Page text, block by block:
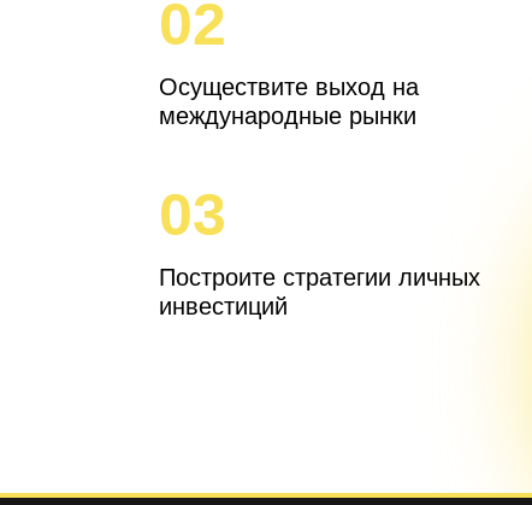
02
Осуществите выход на
международные рынки
03
Построите стратегии личных
инвестиций